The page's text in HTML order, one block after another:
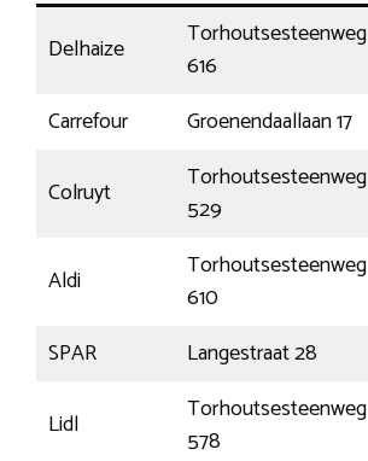
Delhaize
Torhoutsesteenweg
616
Carrefour
Groenendaallaan 17
Colruyt
Torhoutsesteenweg
529
Aldi
Torhoutsesteenweg
610
SPAR
Langestraat 28
Lidl
Torhoutsesteenweg
578